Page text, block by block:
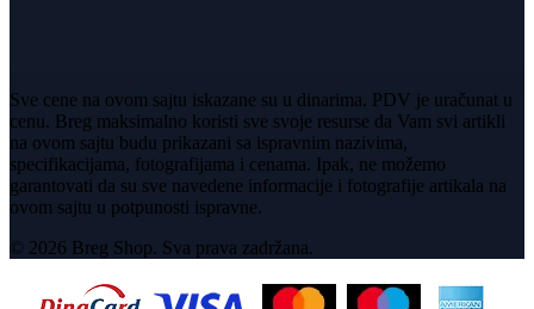
Sve cene na ovom sajtu iskazane su u dinarima. PDV je uračunat u
cenu. Breg maksimalno koristi sve svoje resurse da Vam svi artikli
na ovom sajtu budu prikazani sa ispravnim nazivima,
specifikacijama, fotografijama i cenama. Ipak, ne možemo
garantovati da su sve navedene informacije i fotografije artikala na
ovom sajtu u potpunosti ispravne.
© 2026 Breg Shop. Sva prava zadržana.